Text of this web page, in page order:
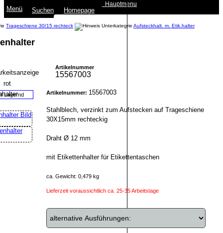
Menü Suchen Homepage
Hauptmenu
Trageschiene 30/15 rechteck Aufsteckhalt. m. Etik.halter
Lagernd
Artikelnummer
15567003
Artikelnummer: 15567003
Stahlblech, verzinkt zum Aufstecken auf Trageschiene
30X15mm rechteckig
Draht Ø 12 mm
mit Etikettenhalter für Etikettentaschen
ca. Gewicht: 0,479 kg
Lieferzeit voraussichtlich ca. 25-35 Arbeitstage